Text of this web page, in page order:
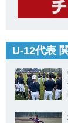
U-12代表